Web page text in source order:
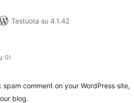
Testuota su 4.1.42
0)
comment on your WordPress site,
blog.